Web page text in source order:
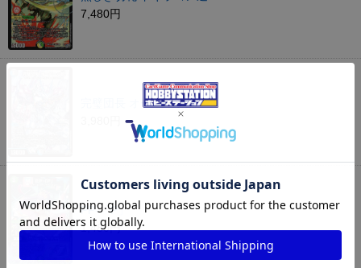
7,480円
完璧団長 オーパーツ銃
PP-「P」
1,480円